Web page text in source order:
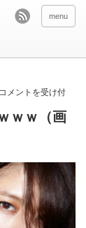
menu
コメントを受け付
ｗｗ（画